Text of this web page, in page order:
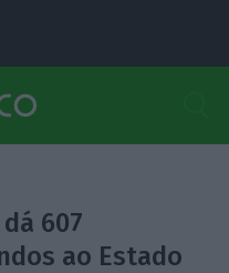
607
ao Estado